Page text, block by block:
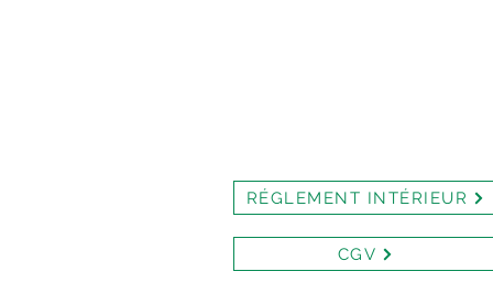
RÉGLEMENT INTÉRIEUR
CGV